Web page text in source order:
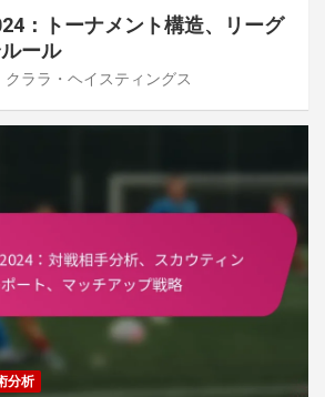
：トーナメント構造、リーグ
ール
クララ・ヘイスティングス
分析